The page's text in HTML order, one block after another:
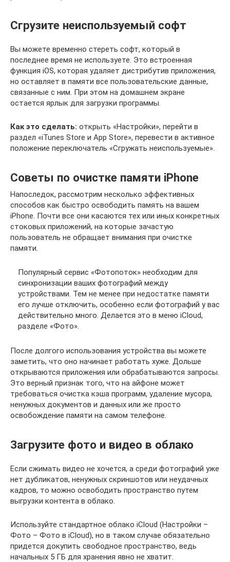
Сгрузите неиспользуемый софт
Вы можете временно стереть софт, который в
последнее время не используете. Это встроенная
функция iOS, которая удаляет дистрибутив приложения,
но оставляет в памяти все пользовательские данные,
связанные с ним. При этом на домашнем экране
остается ярлык для загрузки программы.
Как это сделать: открыть «Настройки», перейти в
раздел «iTunes Store и App Store», перевести в активное
положение переключатель «Сгружать неиспользуемые».
Советы по очистке памяти iPhone
Напоследок, рассмотрим несколько эффективных
способов как быстро освободить память на вашем
iPhone. Почти все они касаются тех или иных конкретных
стоковых приложений, на которые зачастую
пользователь не обращает внимания при очистке
памяти.
Популярный сервис «Фотопоток» необходим для
синхронизации ваших фотографий между
устройствами. Тем не менее при недостатке памяти
его лучше отключить, особенно если фотографий у вас
действительно много. Делается это в меню iCloud,
разделе «Фото».
После долгого использования устройства вы можете
заметить, что оно начинает работать хуже. Дольше
открываются приложения или обрабатываются запросы.
Это верный признак того, что на айфоне может
требоваться очистка кэша программ, удаление мусора,
ненужных документов и данных или же просто
освобождение памяти на самом телефоне.
Загрузите фото и видео в облако
Если сжимать видео не хочется, а среди фотографий уже
нет дубликатов, ненужных скриншотов или неудачных
кадров, то можно освободить пространство путем
выгрузки контента в облако.
Используйте стандартное облако iCloud (Настройки –
Фото – Фото в iCloud), но в таком случае обязательно
придется докупить свободное пространство, ведь
начальных 5 ГБ для хранения явно не хватит.